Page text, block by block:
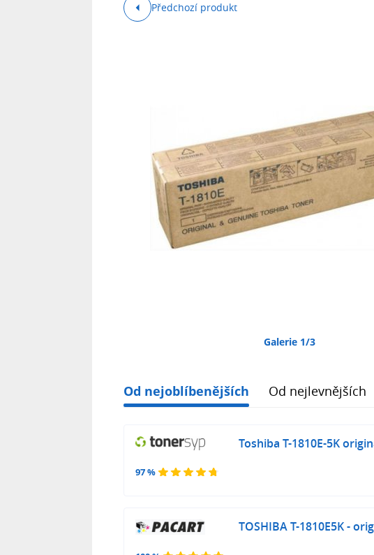
Předchozí produkt
Galerie 1/3
Od nejoblíbenějších Od nejlevnějších
97 %
Toshiba T-1810E-5K
TOSHIBA T-1810E5K -